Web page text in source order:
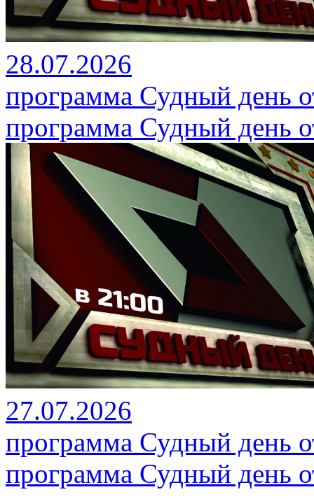
28.07.2026
программа Судный день
программа Судный день
27.07.2026
программа Судный день
программа Судный день